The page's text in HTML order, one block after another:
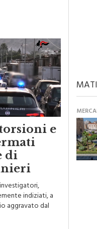
e
di
indiziati, a
aggravato dal